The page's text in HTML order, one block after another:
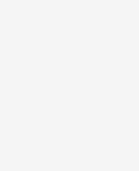
белые SWINGMAN